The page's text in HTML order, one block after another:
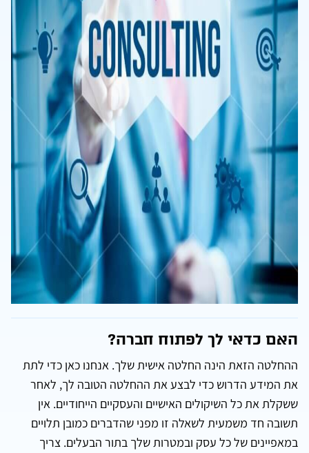
האם כדאי לך לפתוח חברה?
ההחלטה הזאת הינה החלטה אישית שלך. אנחנו כאן כדי לתת
את המידע הדרוש כדי לבצע את ההחלטה הטובה לך, לאחר
ששקלת את כל השיקולים האישיים והעסקיים הייחודיים. אין
תשובה חד משמעית לשאלה זו מפני שהדברים כמובן תלויים
במאפיינים של כל עסק ובמטרות שלך בתור הבעלים. צריך